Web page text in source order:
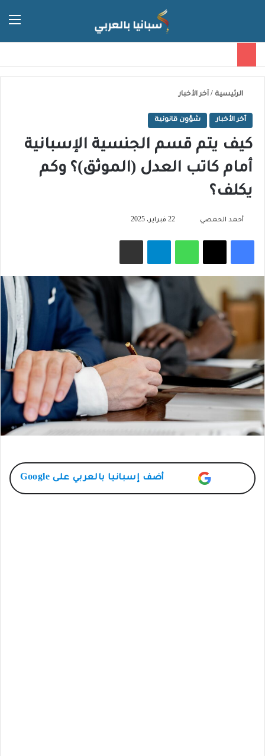
الرئيسية / آخر الأخبار
آخر الأخبار شؤون قانونية
كيف يتم قسم الجنسية الإسبانية
أمام كاتب العدل (الموثق)؟ وكم
يكلف؟
أحمد الحمصي 22 فبراير، 2025
فيسبوك‫X واتساب تيلقرام مشاركة عبر البريد
أضف إسبانيا بالعربي على Google